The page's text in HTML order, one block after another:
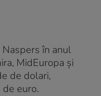
în anul
MidEuropa și
de dolari,
euro.